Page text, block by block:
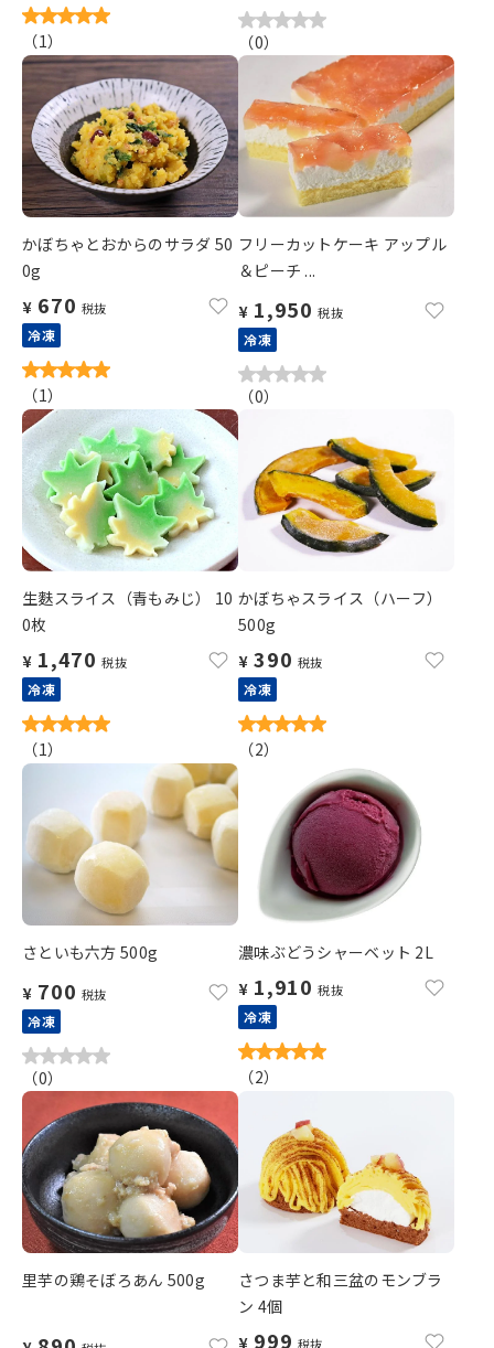
（1） （0）
かぼちゃとおからのサラダ 50
0g
¥ 670 税抜
冷凍
（1）
フリーカットケーキ アップル
＆ピーチ ...
¥ 1,950 税抜
冷凍
（0）
生麩スライス（青もみじ） 10
0枚
¥ 1,470 税抜
冷凍
（1）
かぼちゃスライス（ハーフ）
500g
¥ 390 税抜
冷凍
（2）
さといも六方 500g
¥ 700 税抜
冷凍
（0）
濃味ぶどうシャーベット 2L
¥ 1,910 税抜
冷凍
（2）
里芋の鶏そぼろあん 500g
さつま芋と和三盆のモンブラ
ン 4個
¥ 999 税抜